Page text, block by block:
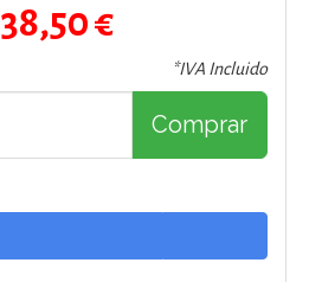
38,50 €
*IVA Incluido
Comprar